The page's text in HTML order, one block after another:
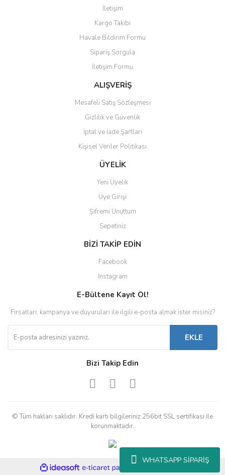
WHATSAPP SİPARİŞ
İletişim
Kargo Takibi
Havale Bildirim Formu
Sipariş Sorgula
İletişim Formu
ALIŞVERİŞ
Mesafeli Satış Sözleşmesi
Gizlilik ve Güvenlik
İptal ve İade Şartları
Kişisel Veriler Politikası
ÜYELİK
Yeni Üyelik
Üye Girişi
Şifremi Unuttum
Sepetiniz
BİZİ TAKİP EDİN
Facebook
Instagram
E-Bültene Kayıt Ol!
Fırsatları, kampanya ve duyuruları ile ilgili e-posta almak ister misiniz?
EKLE
Bizi Takip Edin
© Tüm hakları saklıdır. Kredi kartı bilgileriniz 256bit SSL sertifikası ile
korunmaktadır.
ideasoft